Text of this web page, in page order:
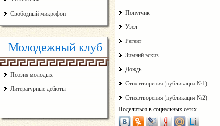
Свободный микрофон
Молодежный клуб
Поэзия молодых
Литературные дебюты
Попутчик
Узел
Регент
Зимний эскиз
Дождь
Стихотворения (публикация №1)
Стихотворения (публикация №2)
Поделиться в социальных сетях